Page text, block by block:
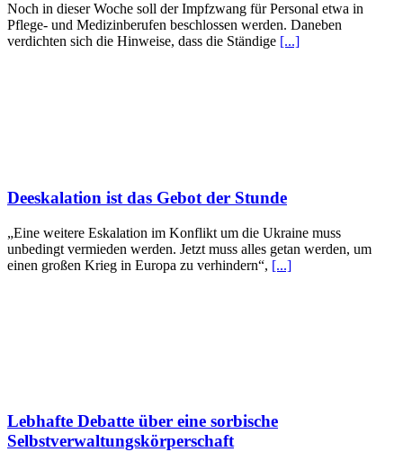
Noch in dieser Woche soll der Impfzwang für Personal etwa in
Pflege- und Medizinberufen beschlossen werden. Daneben
verdichten sich die Hinweise, dass die Ständige [...]
Deeskalation ist das Gebot der Stunde
„Eine weitere Eskalation im Konflikt um die Ukraine muss
unbedingt vermieden werden. Jetzt muss alles getan werden, um
einen großen Krieg in Europa zu verhindern“, [...]
Lebhafte Debatte über eine sorbische
Selbstverwaltungskörperschaft